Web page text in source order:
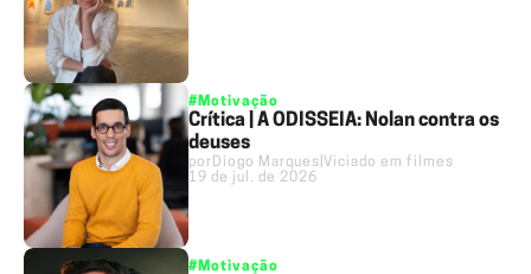
#Motivação
Crítica | A ODISSEIA: Nolan contra os
deuses
por Diogo Marques Viciado em filmes
19 de jul. de 2026
#Motivação